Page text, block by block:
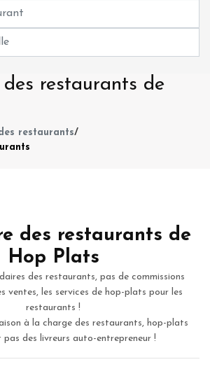
restaurants de
restaurants/
des restaurants de
Hop Plats
des restaurants, pas de commissions
ventes, les services de hop-plats pour les
restaurants !
à la charge des restaurants, hop-plats
des livreurs auto-entrepreneur !